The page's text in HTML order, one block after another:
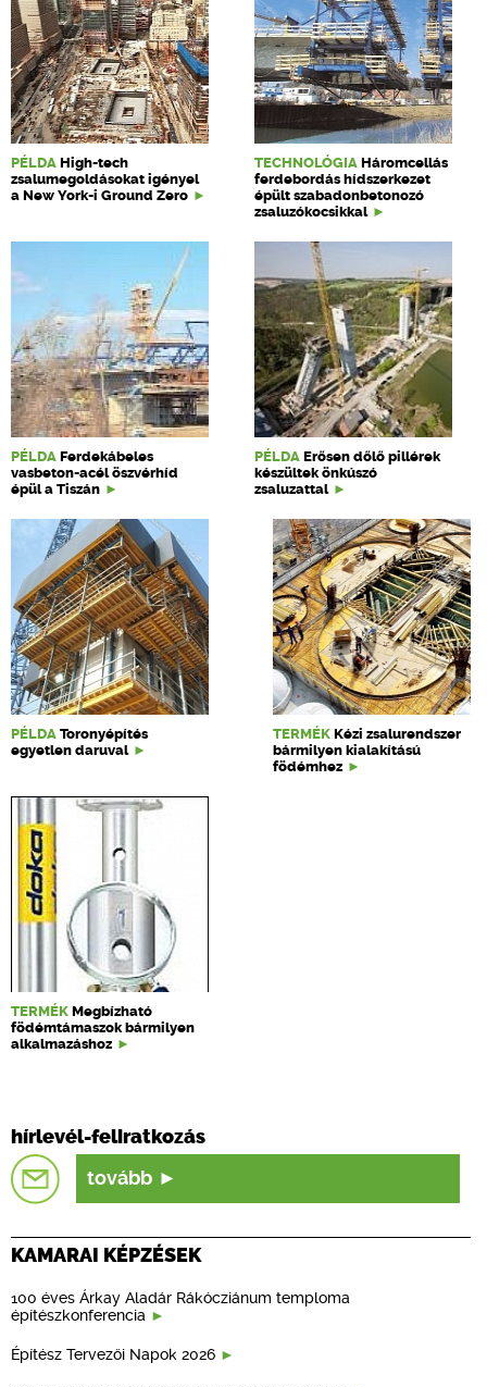
PÉLDA High-tech
zsalumegoldásokat igényel
a New York-i Ground Zero
TECHNOLÓGIA Háromcellás
ferdebordás hídszerkezet
épült szabadonbetonozó
zsaluzókocsikkal
PÉLDA Ferdekábeles
vasbeton-acél öszvérhíd
épül a Tiszán
PÉLDA Erősen dőlő pillérek
készültek önkúszó
zsaluzattal
PÉLDA Toronyépítés
egyetlen daruval
TERMÉK Kézi zsalurendszer
bármilyen kialakítású
födémhez
TERMÉK Megbízható
födémtámaszok bármilyen
alkalmazáshoz
hírlevél-feliratkozás
tovább
KAMARAI KÉPZÉSEK
100 éves Árkay Aladár Rákócziánum temploma
építészkonferencia
Építész Tervezői Napok 2026